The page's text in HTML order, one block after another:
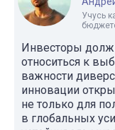
Учусь
Инвесторы
относиться к
важности
инновации
не только для
в глобальных